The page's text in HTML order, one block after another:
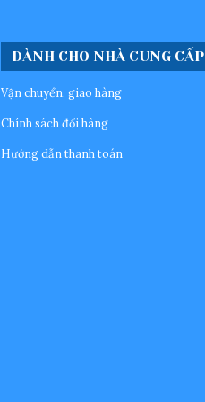
DÀNH CHO NHÀ CUNG CẤP
Vận chuyển, giao hàng
Chính sách đổi hàng
Hướng dẫn thanh toán